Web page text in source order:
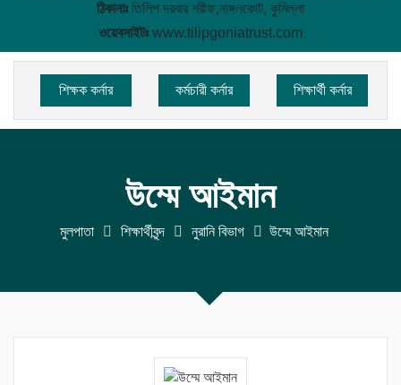
ঠিকানাঃ তিলিপ দরবার শরীফ,নাঙ্গলকোট, কুমিল্লা
ওয়েবসাইটঃ www.tilipgoniatrust.com
শিক্ষক কর্নার কর্মচারী কর্নার শিক্ষার্থী কর্নার
উম্মে আইমান
মুলপাতা শিক্ষার্থীবৃন্দ নুরানি বিভাগ উম্মে আইমান